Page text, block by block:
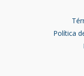
Política